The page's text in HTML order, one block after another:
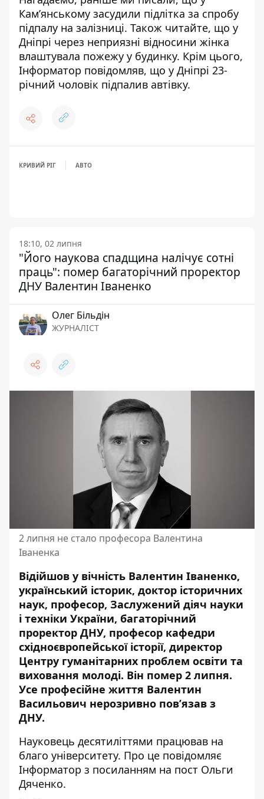
Кам’янському засудили підлітка за спробу
підпалу на залізниці. Також читайте, що у
Дніпрі через неприязні відносини жінка
влаштувала пожежу у будинку. Крім цього,
Інформатор повідомляв, що у Дніпрі 23-
річний чоловік підпалив автівку.
КРИВИЙ РІГ АВТО
18:10, 02 липня
"Його наукова спадщина налічує сотні
праць": помер багаторічний проректор
ДНУ Валентин Іваненко
Олег Більдін
ЖУРНАЛІСТ
2 липня не стало професора Валентина
Іваненка
Відійшов у вічність Валентин Іваненко,
український історик, доктор історичних
наук, професор, Заслужений діяч науки
і техніки України, багаторічний
проректор ДНУ, професор кафедри
східноєвропейської історії, директор
Центру гуманітарних проблем освіти та
виховання молоді. Він помер 2 липня.
Усе професійне життя Валентин
Васильович нерозривно пов’язав з
ДНУ.
Науковець десятиліттями працював на
благо університету. Про це повідомляє
Інформатор з посиланням на пост Ольги
Дяченко.